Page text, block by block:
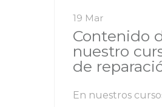
19 Mar
Contenido
nuestro
de
En nuestros